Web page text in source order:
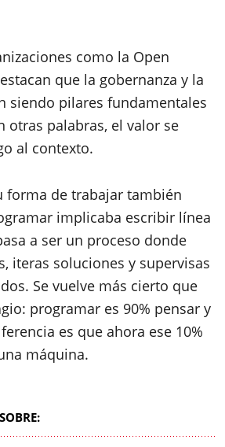
como la Open
que la gobernanza y la
siendo pilares fundamentales
otras palabras, el valor se
al contexto.
forma de trabajar también
implicaba escribir línea
a ser un proceso donde
iteras soluciones y supervisas
Se vuelve más cierto que
programar es 90% pensar y
es que ahora ese 10%
máquina.